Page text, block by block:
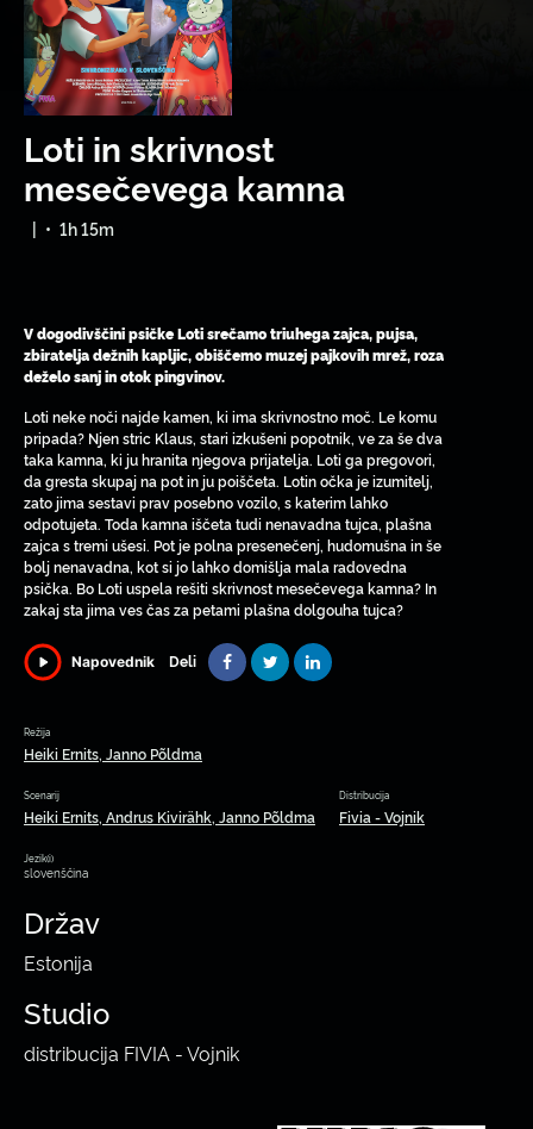
Loti in skrivnost
mesečevega kamna
| • 1h 15m
V dogodivščini psičke Loti srečamo triuhega zajca, pujsa,
zbiratelja dežnih kapljic, obiščemo muzej pajkovih mrež, roza
deželo sanj in otok pingvinov.
Loti neke noči najde kamen, ki ima skrivnostno moč. Le komu
pripada? Njen stric Klaus, stari izkušeni popotnik, ve za še dva
taka kamna, ki ju hranita njegova prijatelja. Loti ga pregovori,
da gresta skupaj na pot in ju poiščeta. Lotin očka je izumitelj,
zato jima sestavi prav posebno vozilo, s katerim lahko
odpotujeta. Toda kamna iščeta tudi nenavadna tujca, plašna
zajca s tremi ušesi. Pot je polna presenečenj, hudomušna in še
bolj nenavadna, kot si jo lahko domišlja mala radovedna
psička. Bo Loti uspela rešiti skrivnost mesečevega kamna? In
zakaj sta jima ves čas za petami plašna dolgouha tujca?
Napovednik Deli
Režija
Heiki Ernits, Janno Põldma
Scenarij
Heiki Ernits, Andrus Kivirähk, Janno Põldma
Distribucija
Fivia - Vojnik
Jezik(i)
slovenščina
Držav
Estonija
Studio
distribucija FIVIA - Vojnik